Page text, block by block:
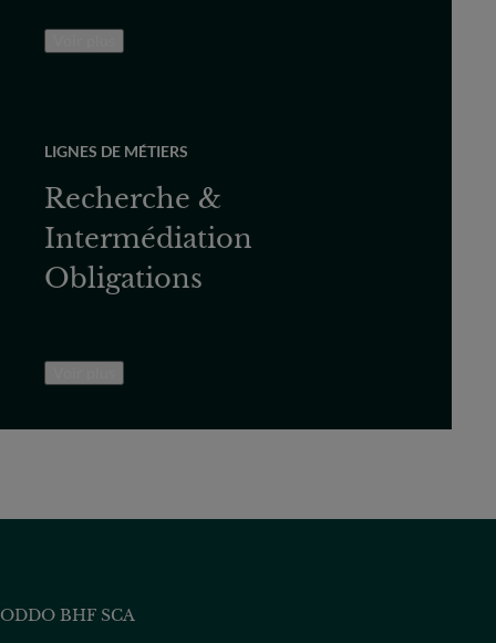
LIGNES DE MÉTIERS
Recherche &
Intermédiation
Obligations
ODDO BHF SCA